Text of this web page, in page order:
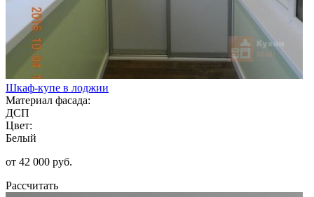
Шкаф-купе в лоджии
Материал фасада:
ДСП
Цвет:
Белый
от 42 000 руб.
Рассчитать